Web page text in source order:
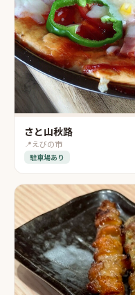
さと山秋路
📍えびの市
駐車場あり